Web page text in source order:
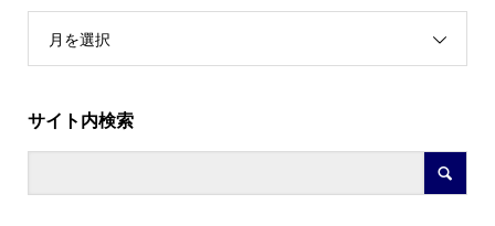
月を選択
サイト内検索